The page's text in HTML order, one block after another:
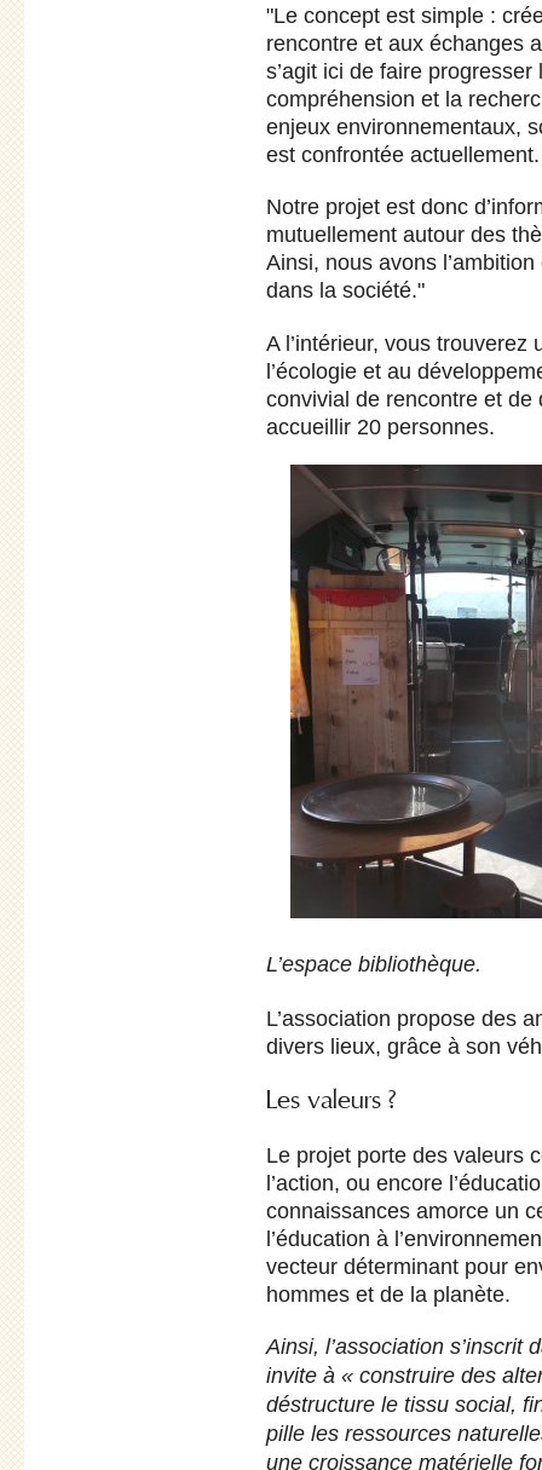
"Le concept est simple :
rencontre et aux échanges
s’agit ici de faire
compréhension et la
enjeux environnementaux,
est confrontée actuellement.
Notre projet est donc
mutuellement autour des
Ainsi, nous avons
dans la société."
A l’intérieur, vous
l’écologie et au
convivial de rencontre et de
accueillir 20 personnes.
L’espace bibliothèque.
L’association propose des
divers lieux, grâce à son
Les valeurs ?
Le projet porte des valeurs
l’action, ou encore
connaissances amorce un
l’éducation à
vecteur déterminant pour
hommes et de la planète.
Ainsi, l’association s’inscrit
invite à « construire des
déstructure le tissu social,
pille les ressources
une croissance matérielle